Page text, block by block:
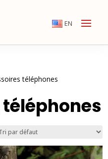
EN
téléphones